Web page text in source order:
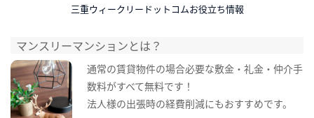
三重ウィークリードットコムお役立ち情報
マンスリーマンションとは？
通常の賃貸物件の場合必要な敷金・礼金・仲介手
数料がすべて無料です！
法人様の出張時の経費削減にもおすすめです。